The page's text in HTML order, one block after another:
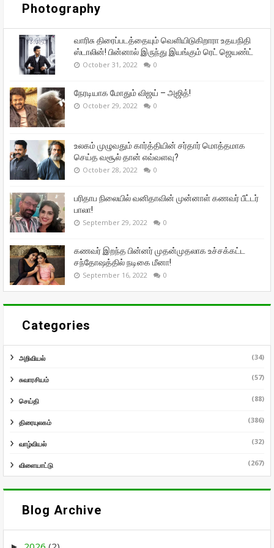
Photography
வாரிசு திரைப்படத்தையும் வெளியிடுகிறாரா உதயநிதி
ஸ்டாலின்! பின்னால் இருந்து இயங்கும் ரெட் ஜெயண்ட்
October 31, 2022 0
நேரடியாக மோதும் விஜய் – அஜித்!
October 29, 2022 0
உலகம் முழுவதும் கார்த்தியின் சர்தார் மொத்தமாக
செய்த வசூல் தான் எவ்வளவு?
October 28, 2022 0
பரிதாப நிலையில் வனிதாவின் முன்னாள் கணவர் பீட்டர்
பாலா!
September 29, 2022 0
கணவர் இறந்த பின்னர் முதன்முதலாக உச்சக்கட்ட
சந்தோஷத்தில் நடிகை மீனா!
September 16, 2022 0
Categories
அறிவியல் (34)
சுவாரசியம் (57)
செய்தி (88)
திரையுலகம் (386)
வாழ்வியல் (32)
விளையாட்டு (267)
Blog Archive